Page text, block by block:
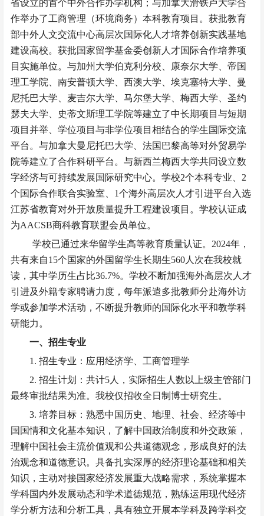
省设立的首个中外合作办学机构；与加拿大滑铁卢大学合
作举办了工商管理（环境商务）本科教育项目。获批教育
部中外人文交流中心高层次国际化人才培养创新实践基地
建设高校。获批国家留学基金委创新人才国际合作培养项
目实施单位。与加州大学伯克利分校、康奈尔大学、帝国
理工学院、南安普顿大学、西澳大学、埃克塞特大学、曼
尼托巴大学、麦吉尔大学、马尔堡大学、梅西大学、圣约
瑟夫大学、史蒂文斯理工学院等建立了中长期项目与短期
项目并举、学位项目与非学位项目相结合的学生国际交流
平台。与加拿大曼尼托巴大学、法国巴黎高等对外贸易学
院等建立了合作科研平台。与新西兰梅西大学共同设立数
字经济与可持续发展国际研究中心。学校2个本科专业、2
个国际合作联合实验室、1个海外高层次人才引进平台入选
江苏省教育对外开放质量提升工程建设项目。学校认证成
为AACSB商科教育联盟会员单位。
学校已通过来华留学生高等教育质量认证。 2024年，
共有来自15个国家的外国留学生长期生560人次在我校就
读 ， 其中学历生占比36.7%。学校不断加强海外高层次人才
引进及外籍专家聘请力度，每年派遣多批教师分赴海外访
学或参加学术活动，不断提升教师的国际化水平和教学科
研能力。
一、招生专业
1. 招生专业：应用经济学、工商管理学
2. 招生计划：共计5人，实际招生人数以上级主管部门
最终审批结果为准。我校仅招收全日制博士研究生。
3. 培养目标：熟悉中国历史、地理、社会、经济等中
国国情和文化基本知识，了解中国政治制度和外交政策，
理解中国社会主流价值观和公共道德观念，形成良好的法
治观念和道德意识。具备扎实深厚的经济理论基础和相关
知识，主动对接国家经济发展重大战略需求，系统掌握本
学科国内外发展动态和学术道德规范，熟练运用现代经济
学分析方法和分析工具，具有独立开展本学科及跨学科交